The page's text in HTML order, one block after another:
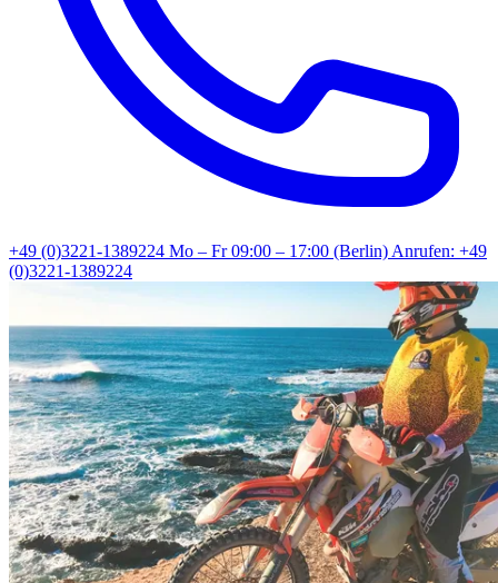
+49 (0)3221-1389224 Mo – Fr 09:00 – 17:00 (Berlin)Anrufen: +49
(0)3221-1389224